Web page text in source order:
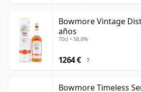
Bowmore Vintage
años
70cl • 58.8%
1264 € ?
Bowmore Timeless